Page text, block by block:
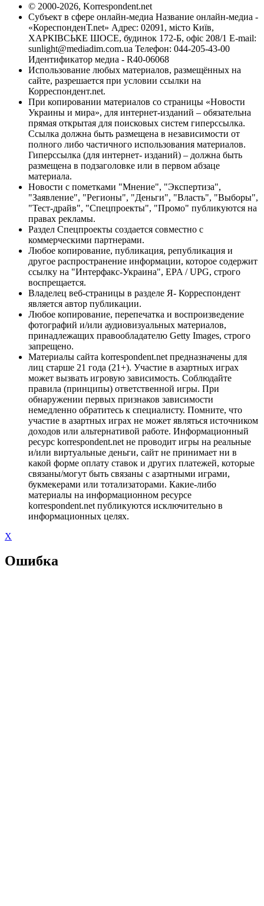
© 2000-2026, Korrespondent.net
Субъект в сфере онлайн-медиа Название онлайн-медиа -
«КореспонденТ.net» Адрес: 02091, місто Київ,
ХАРКІВСЬКЕ ШОСЕ, будинок 172-Б, офіс 208/1 E-mail:
sunlight@mediadim.com.ua Телефон: 044-205-43-00
Идентификатор медиа - R40-06068
Использование любых материалов, размещённых на
сайте, разрешается при условии ссылки на
Корреспондент.net.
При копировании материалов со страницы «Новости
Украины и мира», для интернет-изданий – обязательна
прямая открытая для поисковых систем гиперссылка.
Ссылка должна быть размещена в независимости от
полного либо частичного использования материалов.
Гиперссылка (для интернет- изданий) – должна быть
размещена в подзаголовке или в первом абзаце
материала.
Новости с пометками "Мнение", "Экспертиза",
"Заявление", "Регионы", "Деньги", "Власть", "Выборы",
"Тест-драйв", "Спецпроекты", "Промо" публикуются на
правах рекламы.
Раздел Спецпроекты создается совместно с
коммерческими партнерами.
Любое копирование, публикация, републикация и
другое распространение информации, которое содержит
ссылку на "Интерфакс-Украина", EPA / UPG, строго
воспрещается.
Владелец веб-страницы в разделе Я- Корреспондент
является автор публикации.
Любое копирование, перепечатка и воспроизведение
фотографий и/или аудиовизуальных материалов,
принадлежащих правообладателю Getty Images, строго
запрещено.
Материалы сайта korrespondent.net предназначены для
лиц старше 21 года (21+). Участие в азартных играх
может вызвать игровую зависимость. Соблюдайте
правила (принципы) ответственной игры. При
обнаружении первых признаков зависимости
немедленно обратитесь к специалисту. Помните, что
участие в азартных играх не может являться источником
доходов или альтернативой работе. Информационный
ресурс korrespondent.net не проводит игры на реальные
и/или виртуальные деньги, сайт не принимает ни в
какой форме оплату ставок и других платежей, которые
связаны/могут быть связаны с азартными играми,
букмекерами или тотализаторами. Какие-либо
материалы на информационном ресурсе
korrespondent.net публикуются исключительно в
информационных целях.
X
Ошибка